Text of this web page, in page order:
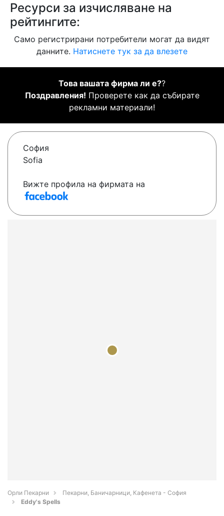
Ресурси за изчисляване на
рейтингите:
Само регистрирани потребители могат да видят
данните. Натиснете тук за да влезете
Това вашата фирма ли е??
Поздравления! Проверете как да събирате
рекламни материали!
София
Sofia
Вижте профила на фирмата на
Орли Пекарни
Пекарни, Баничарници, Кафенета - София
Eddy's Spells